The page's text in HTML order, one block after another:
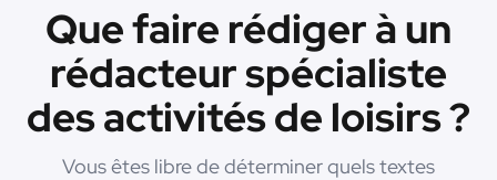
Que faire rédiger à un
rédacteur spécialiste
des activités de loisirs ?
Vous êtes libre de déterminer quels textes